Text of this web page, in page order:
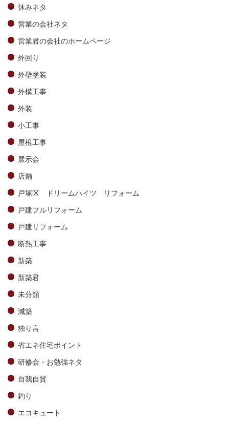
休みネタ
営業の会社ネタ
営業君の会社のホームページ
外回り
外壁塗装
外構工事
外装
小工事
屋根工事
展示会
店舗
戸塚区 ドリームハイツ リフォーム
戸建フルリフォーム
戸建リフォーム
断熱工事
新築
新築君
未分類
減築
独り言
省エネ住宅ポイント
研修会・お勉強ネタ
自我自賛
釣り
エコキュート